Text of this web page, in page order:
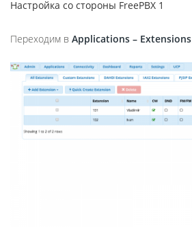
Настройка со стороны FreePBX 1
Переходим в Applications – Extensions